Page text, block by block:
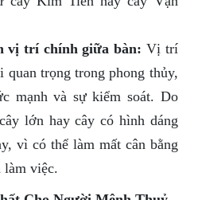
vị trí chính giữa bàn: Vị trí
quan trọng trong phong thủy,
mạnh và sự kiểm soát. Do
lớn hay cây có hình dáng
vì có thể làm mất cân bằng
làm việc.